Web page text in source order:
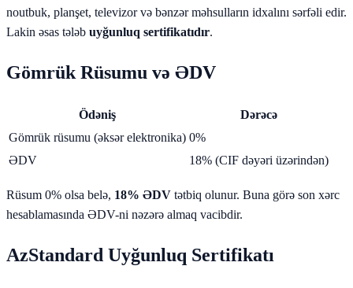
noutbuk, planşet, televizor və bənzər məhsulların idxalını sərfəli edir.
Lakin əsas tələb uyğunluq sertifikatıdır.
Gömrük Rüsumu və ƏDV
Ödəniş
Dərəcə
Gömrük rüsumu (əksər elektronika) 0%
ƏDV
18% (CIF dəyəri üzərindən)
Rüsum 0% olsa belə, 18% ƏDV tətbiq olunur. Buna görə son xərc
hesablamasında ƏDV-ni nəzərə almaq vacibdir.
AzStandard Uyğunluq Sertifikatı